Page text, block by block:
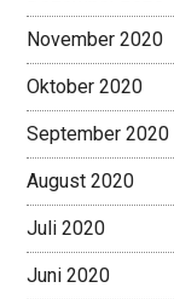
November 2020
Oktober 2020
September 2020
August 2020
Juli 2020
Juni 2020